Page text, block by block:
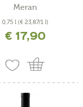
Meran
0,75 l (€ 23,87/1 l)
MwSt. zzgl. Versandkosten
€ 17,90